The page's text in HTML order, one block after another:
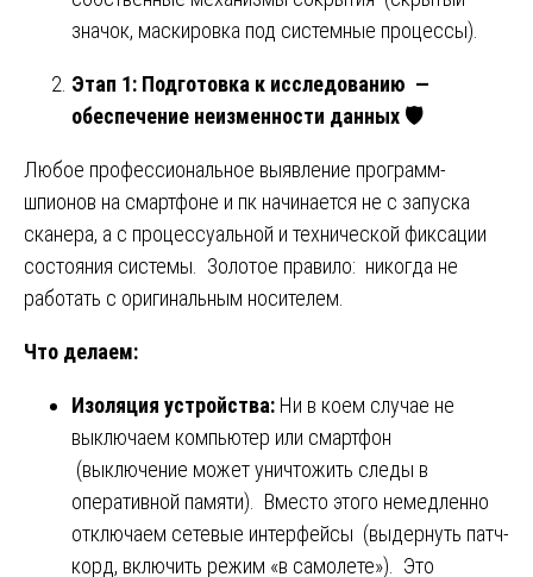
значок, маскировка под системные процессы).
Этап 1: Подготовка к исследованию —
обеспечение неизменности данных 🛡️
Любое профессиональное выявление программ-
шпионов на смартфоне и пк начинается не с запуска
сканера, а с процессуальной и технической фиксации
состояния системы. Золотое правило: никогда не
работать с оригинальным носителем.
Что делаем:
Изоляция устройства: Ни в коем случае не
выключаем компьютер или смартфон
(выключение может уничтожить следы в
оперативной памяти). Вместо этого немедленно
отключаем сетевые интерфейсы (выдернуть патч-
корд, включить режим «в самолете»). Это